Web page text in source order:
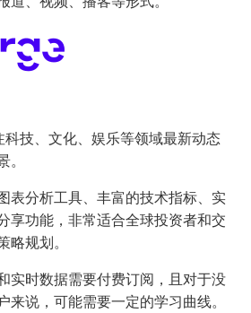
科技、文化、娱乐等领域最新动态
。
表分析工具、丰富的技术指标、实
享功能，非常适合全球投资者和交
略规划。
实时数据需要付费订阅，且对于没
来说，可能需要一定的学习曲线。